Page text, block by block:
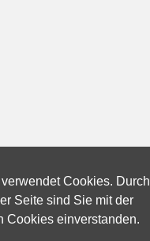
Cookies. Durch
Seite sind Sie mit der
Cookies einverstanden.